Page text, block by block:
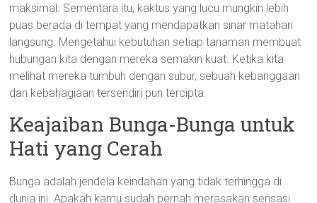
maksimal. Sementara itu, kaktus yang lucu mungkin lebih
puas berada di tempat yang mendapatkan sinar matahari
langsung. Mengetahui kebutuhan setiap tanaman membuat
hubungan kita dengan mereka semakin kuat. Ketika kita
melihat mereka tumbuh dengan subur, sebuah kebanggaan
dan kebahagiaan tersendiri pun tercipta.
Keajaiban Bunga-Bunga untuk
Hati yang Cerah
Bunga adalah jendela keindahan yang tidak terhingga di
dunia ini. Apakah kamu sudah pernah merasakan sensasi